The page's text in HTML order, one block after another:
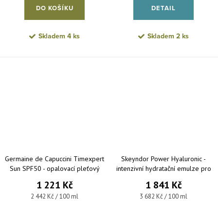
DO KOŠÍKU
Skladem 4 ks
DETAIL
Skladem 2 ks
Germaine de Capuccini Timexpert
Sun SPF50 - opalovací pleťový
1 221 Kč
Měrná cena:
2 442 Kč / 100 ml
Skeyndor Power Hyaluronic -
intenzivní hydratační emulze pro
1 841 Kč
Měrná cena:
3 682 Kč / 100 ml